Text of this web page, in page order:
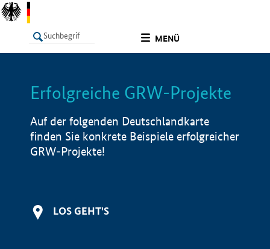
MENÜ
LISTE Info
Erfolgreiche GRW-Projekte
Auf der folgenden Deutschlandkarte
finden Sie konkrete Beispiele erfolgreicher
GRW-Projekte!
LOS GEHT'S